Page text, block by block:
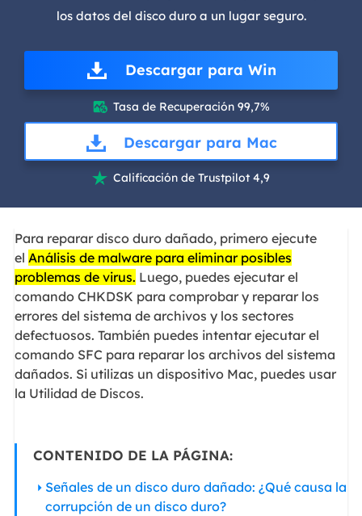
los datos del disco duro a un lugar seguro.
Descargar para Win
 Tasa de Recuperación 99,7%
Descargar para Mac
 Calificación de Trustpilot 4,9
Para reparar disco duro dañado, primero ejecute
el Análisis de malware para eliminar posibles
problemas de virus. Luego, puedes ejecutar el
comando CHKDSK para comprobar y reparar los
errores del sistema de archivos y los sectores
defectuosos. También puedes intentar ejecutar el
comando SFC para reparar los archivos del sistema
dañados. Si utilizas un dispositivo Mac, puedes usar
la Utilidad de Discos.
CONTENIDO DE LA PÁGINA:
Señales de un disco duro dañado: ¿Qué causa la
corrupción de un disco duro?